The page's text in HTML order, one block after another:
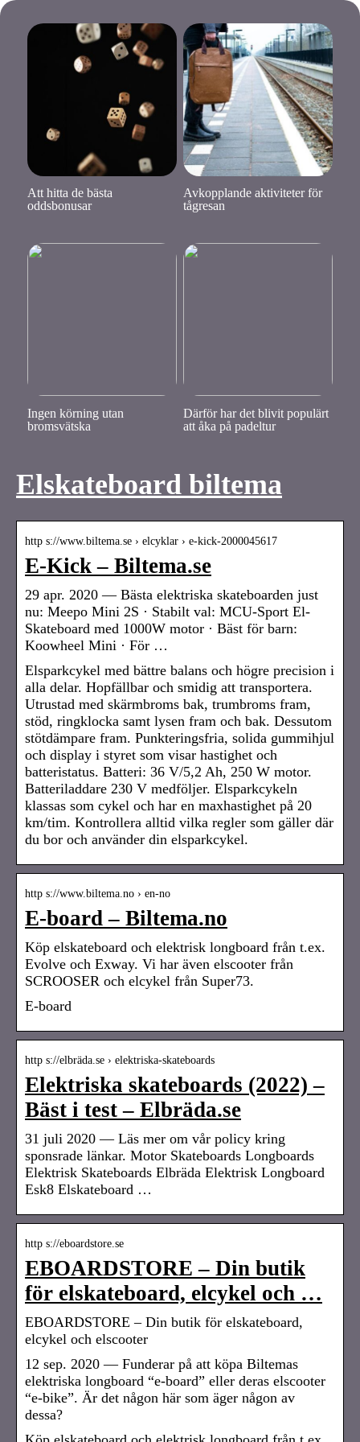
Att hitta de bästa
oddsbonusar
Avkopplande aktiviteter för
tågresan
Ingen körning utan
bromsvätska
Därför har det blivit populärt
att åka på padeltur
Elskateboard biltema
http s://www.biltema.se › elcyklar › e-kick-2000045617
E-Kick – Biltema.se
29 apr. 2020 — Bästa elektriska skateboarden just
nu: Meepo Mini 2S · Stabilt val: MCU-Sport El-
Skateboard med 1000W motor · Bäst för barn:
Koowheel Mini · För …
Elsparkcykel med bättre balans och högre precision i
alla delar. Hopfällbar och smidig att transportera.
Utrustad med skärmbroms bak, trumbroms fram,
stöd, ringklocka samt lysen fram och bak. Dessutom
stötdämpare fram. Punkteringsfria, solida gummihjul
och display i styret som visar hastighet och
batteristatus. Batteri: 36 V/5,2 Ah, 250 W motor.
Batteriladdare 230 V medföljer. Elsparkcykeln
klassas som cykel och har en maxhastighet på 20
km/tim. Kontrollera alltid vilka regler som gäller där
du bor och använder din elsparkcykel.
http s://www.biltema.no › en-no
E-board – Biltema.no
Köp elskateboard och elektrisk longboard från t.ex.
Evolve och Exway. Vi har även elscooter från
SCROOSER och elcykel från Super73.
E-board
http s://elbräda.se › elektriska-skateboards
Elektriska skateboards (2022) –
Bäst i test – Elbräda.se
31 juli 2020 — Läs mer om vår policy kring
sponsrade länkar. Motor Skateboards Longboards
Elektrisk Skateboards Elbräda Elektrisk Longboard
Esk8 Elskateboard …
http s://eboardstore.se
EBOARDSTORE – Din butik
för elskateboard, elcykel och …
EBOARDSTORE – Din butik för elskateboard,
elcykel och elscooter
12 sep. 2020 — Funderar på att köpa Biltemas
elektriska longboard “e-board” eller deras elscooter
“e-bike”. Är det någon här som äger någon av
dessa?